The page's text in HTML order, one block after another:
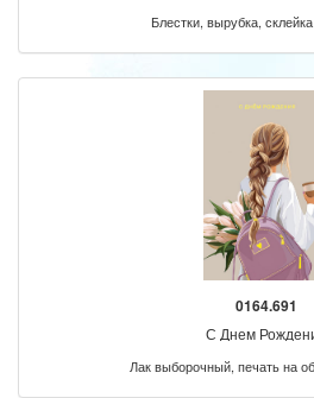
Блестки, вырубка,
0164.691
С Днем
Лак выборочный, печать на